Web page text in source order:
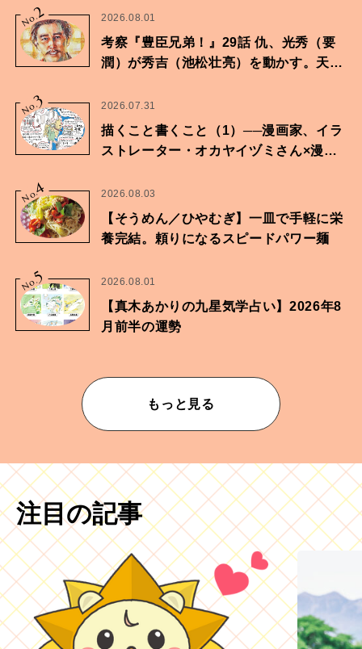
No.2 2026.08.01
考察『豊臣兄弟！』29話 仇、光秀（要
潤）が秀吉（池松壮亮）を動かす。天下
No.3 2026.07.31
描くこと書くこと（1）──漫画家、イラ
ストレーター・オカヤイヅミさん×漫画
No.
4 2026.08.03
【そうめん／ひやむぎ】一皿で手軽に栄
養完結。頼りになるスピードパワー麺
No.5 2026.08.01
【真木あかりの九星気学占い】2026年8
月前半の運勢
もっと見る
注目の記事